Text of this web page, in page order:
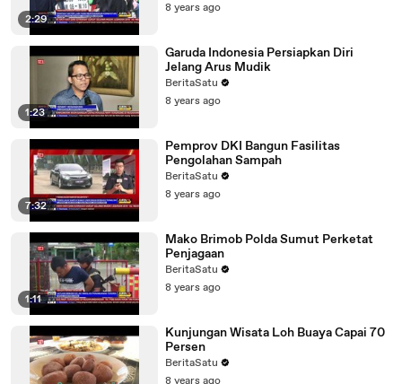
2:29
8 years ago
1:23
Garuda Indonesia Persiapkan Diri
Jelang Arus Mudik
BeritaSatu
8 years ago
7:32
Pemprov DKI Bangun Fasilitas
Pengolahan Sampah
BeritaSatu
8 years ago
1:11
Mako Brimob Polda Sumut Perketat
Penjagaan
BeritaSatu
8 years ago
Kunjungan Wisata Loh Buaya Capai 70
Persen
BeritaSatu